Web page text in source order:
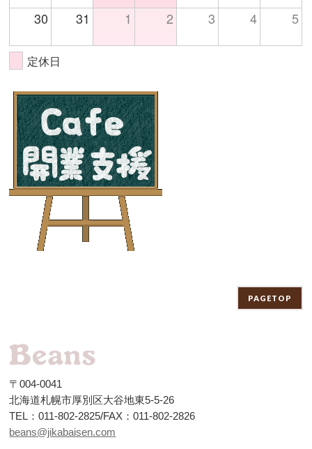
30 31 1 2 3 4 5
定休日
PAGETOP
〒004-0041
北海道札幌市厚別区大谷地東5-5-26
TEL：011-802-2825/FAX：011-802-2826
beans@jikabaisen.com